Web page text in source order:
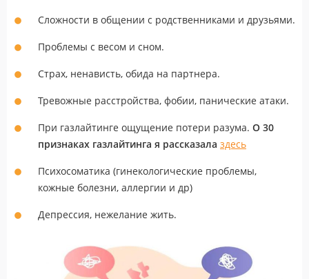
Сложности в общении с родственниками и друзьями.
Проблемы с весом и сном.
Страх, ненависть, обида на партнера.
Тревожные расстройства, фобии, панические атаки.
При газлайтинге ощущение потери разума. О 30
признаках газлайтинга я рассказала здесь
Психосоматика (гинекологические проблемы,
кожные болезни, аллергии и др)
Депрессия, нежелание жить.